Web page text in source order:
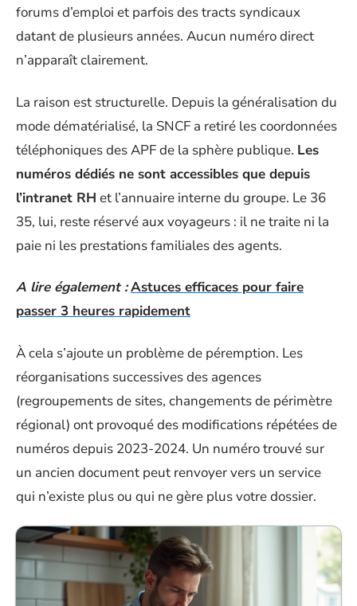
forums d’emploi et parfois des tracts syndicaux
datant de plusieurs années. Aucun numéro direct
n’apparaît clairement.
La raison est structurelle. Depuis la généralisation du
mode dématérialisé, la SNCF a retiré les coordonnées
téléphoniques des APF de la sphère publique. Les
numéros dédiés ne sont accessibles que depuis
l’intranet RH et l’annuaire interne du groupe. Le 36
35, lui, reste réservé aux voyageurs : il ne traite ni la
paie ni les prestations familiales des agents.
A lire également :Astuces efficaces pour faire
passer 3 heures rapidement
À cela s’ajoute un problème de péremption. Les
réorganisations successives des agences
(regroupements de sites, changements de périmètre
régional) ont provoqué des modifications répétées de
numéros depuis 2023-2024. Un numéro trouvé sur
un ancien document peut renvoyer vers un service
qui n’existe plus ou qui ne gère plus votre dossier.